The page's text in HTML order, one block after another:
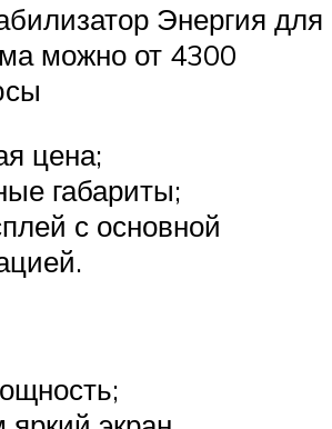
Энергия для
можно от 4300
цена;
габариты;
с основной